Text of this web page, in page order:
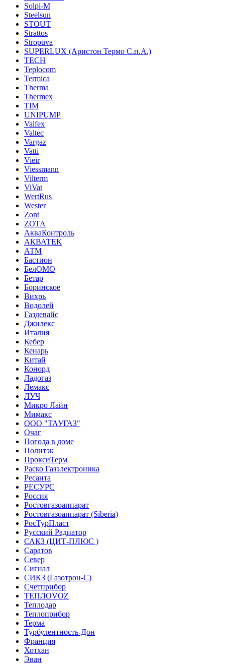
Solpi-M
Steelsun
STOUT
Strattos
Stropuva
SUPERLUX (Аристон Термо С.п.А.)
TECH
Teplocom
Termica
Therma
Thermex
TIM
UNIPUMP
Valfex
Valtec
Vargaz
Vatti
Vieir
Viessmann
Vilterm
ViVat
WertRus
Wester
Zont
ZOTA
АкваКонтроль
АКВАТЕК
АТМ
Бастион
БелОМО
Бетар
Боринское
Вихрь
Водолей
Газдевайс
Джилекс
Италия
Кебер
Кенарь
Китай
Конорд
Ладогаз
Лемакс
ЛУЧ
Микро Лайн
Мимакс
ООО "ТАУГАЗ"
Очаг
Погода в доме
Политэк
ПроксиТерм
Раско Газэлектроника
Ресанта
РЕСУРС
Россия
Ростовгазоаппарат
Ростовгазоаппарат (Siberia)
РосТурПласт
Русский Радиатор
САКЗ (ЦИТ-ПЛЮС )
Саратов
Север
Сигнал
СИКЗ (Газотрон-С)
Счетприбор
ТЕПЛОVOZ
Теплодар
Теплоприбор
Терма
Турбулентность-Дон
Франция
Хотхан
Эван